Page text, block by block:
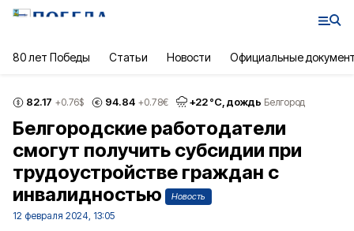
80 лет Победы Статьи Новости Официальные
82.17 +0.76$ 94.84 +0.78€ +22°С, дождь Белгород
Белгородские работодатели
смогут получить субсидии при
трудоустройстве граждан с
инвалидностью
Новость
12 февраля 2024, 13:05